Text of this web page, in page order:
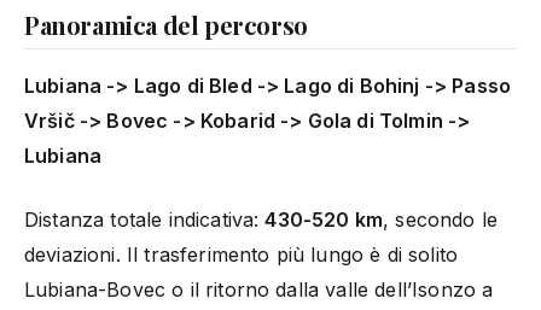
Panoramica del percorso
Lubiana -> Lago di Bled -> Lago di Bohinj -> Passo
Vršič -> Bovec -> Kobarid -> Gola di Tolmin ->
Lubiana
Distanza totale indicativa:430-520 km, secondo le
deviazioni. Il trasferimento più lungo è di solito
Lubiana-Bovec o il ritorno dalla valle dell’Isonzo a